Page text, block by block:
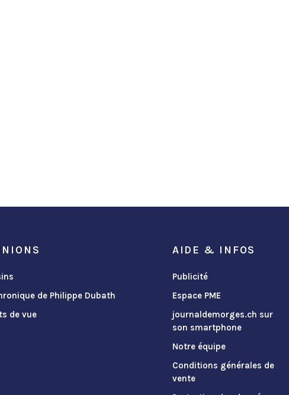
de Philippe Dubath
de vue
AIDE & INFOS
Publicité
Espace PME
journaldemorges.ch sur
son smartphone
Notre équipe
Conditions générales de
vente